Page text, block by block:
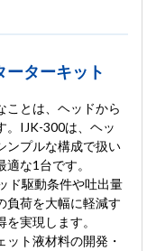
ーターキット
ことは、ヘッドから
。IJK-300は、ヘッ
ンプルな構成で扱い
な1台です。
ド駆動条件や吐出量
負荷を大幅に軽減す
実現します。
ト液材料の開発・